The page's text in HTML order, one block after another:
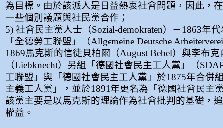
為目標。由於該派人是日益熱衷社會問題，因此，
一些個別議題與社民黨合作；
5) 社會民主黨人士（Sozial-demokraten）－1863年
「全德勞工聯盟」（Allgemeine Deutsche
1869馬克斯的信徒貝柏爾（August Bebel）與李布克
（Liebknecht）另組「德國社會民主工人黨」（
工聯盟」與「德國社會民主工人黨」於1875年合併
主義工人黨」，並於1891年更名為「德國社會民主
該黨主要是以馬克斯的理論作為社會批判的基礎，
權益。